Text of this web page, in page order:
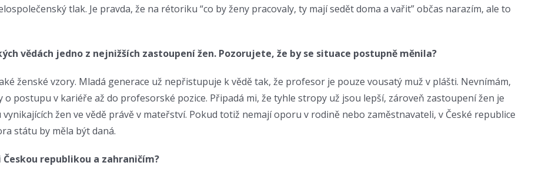
tlak. Je pravda, že na rétoriku “co by ženy pracovaly, ty mají sedět doma a vařit” občas narazím, ale to
vědách jedno z nejnižších zastoupení žen. Pozorujete, že by se situace postupně měnila?
ženské vzory. Mladá generace už nepřistupuje k vědě tak, že profesor je pouze vousatý muž v plášti. Nevnímám,
o postupu v kariéře až do profesorské pozice. Připadá mi, že tyhle stropy už jsou lepší, zároveň zastoupení žen je
žen ve vědě právě v mateřství. Pokud totiž nemají oporu v rodině nebo zaměstnavateli, v České republice
státu by měla být daná.
republikou a zahraničím?